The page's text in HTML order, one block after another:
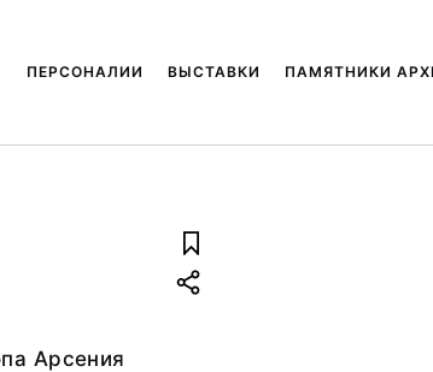
ПЕРСОНАЛИИ ВЫСТАВКИ ПАМЯТНИКИ
Арсения